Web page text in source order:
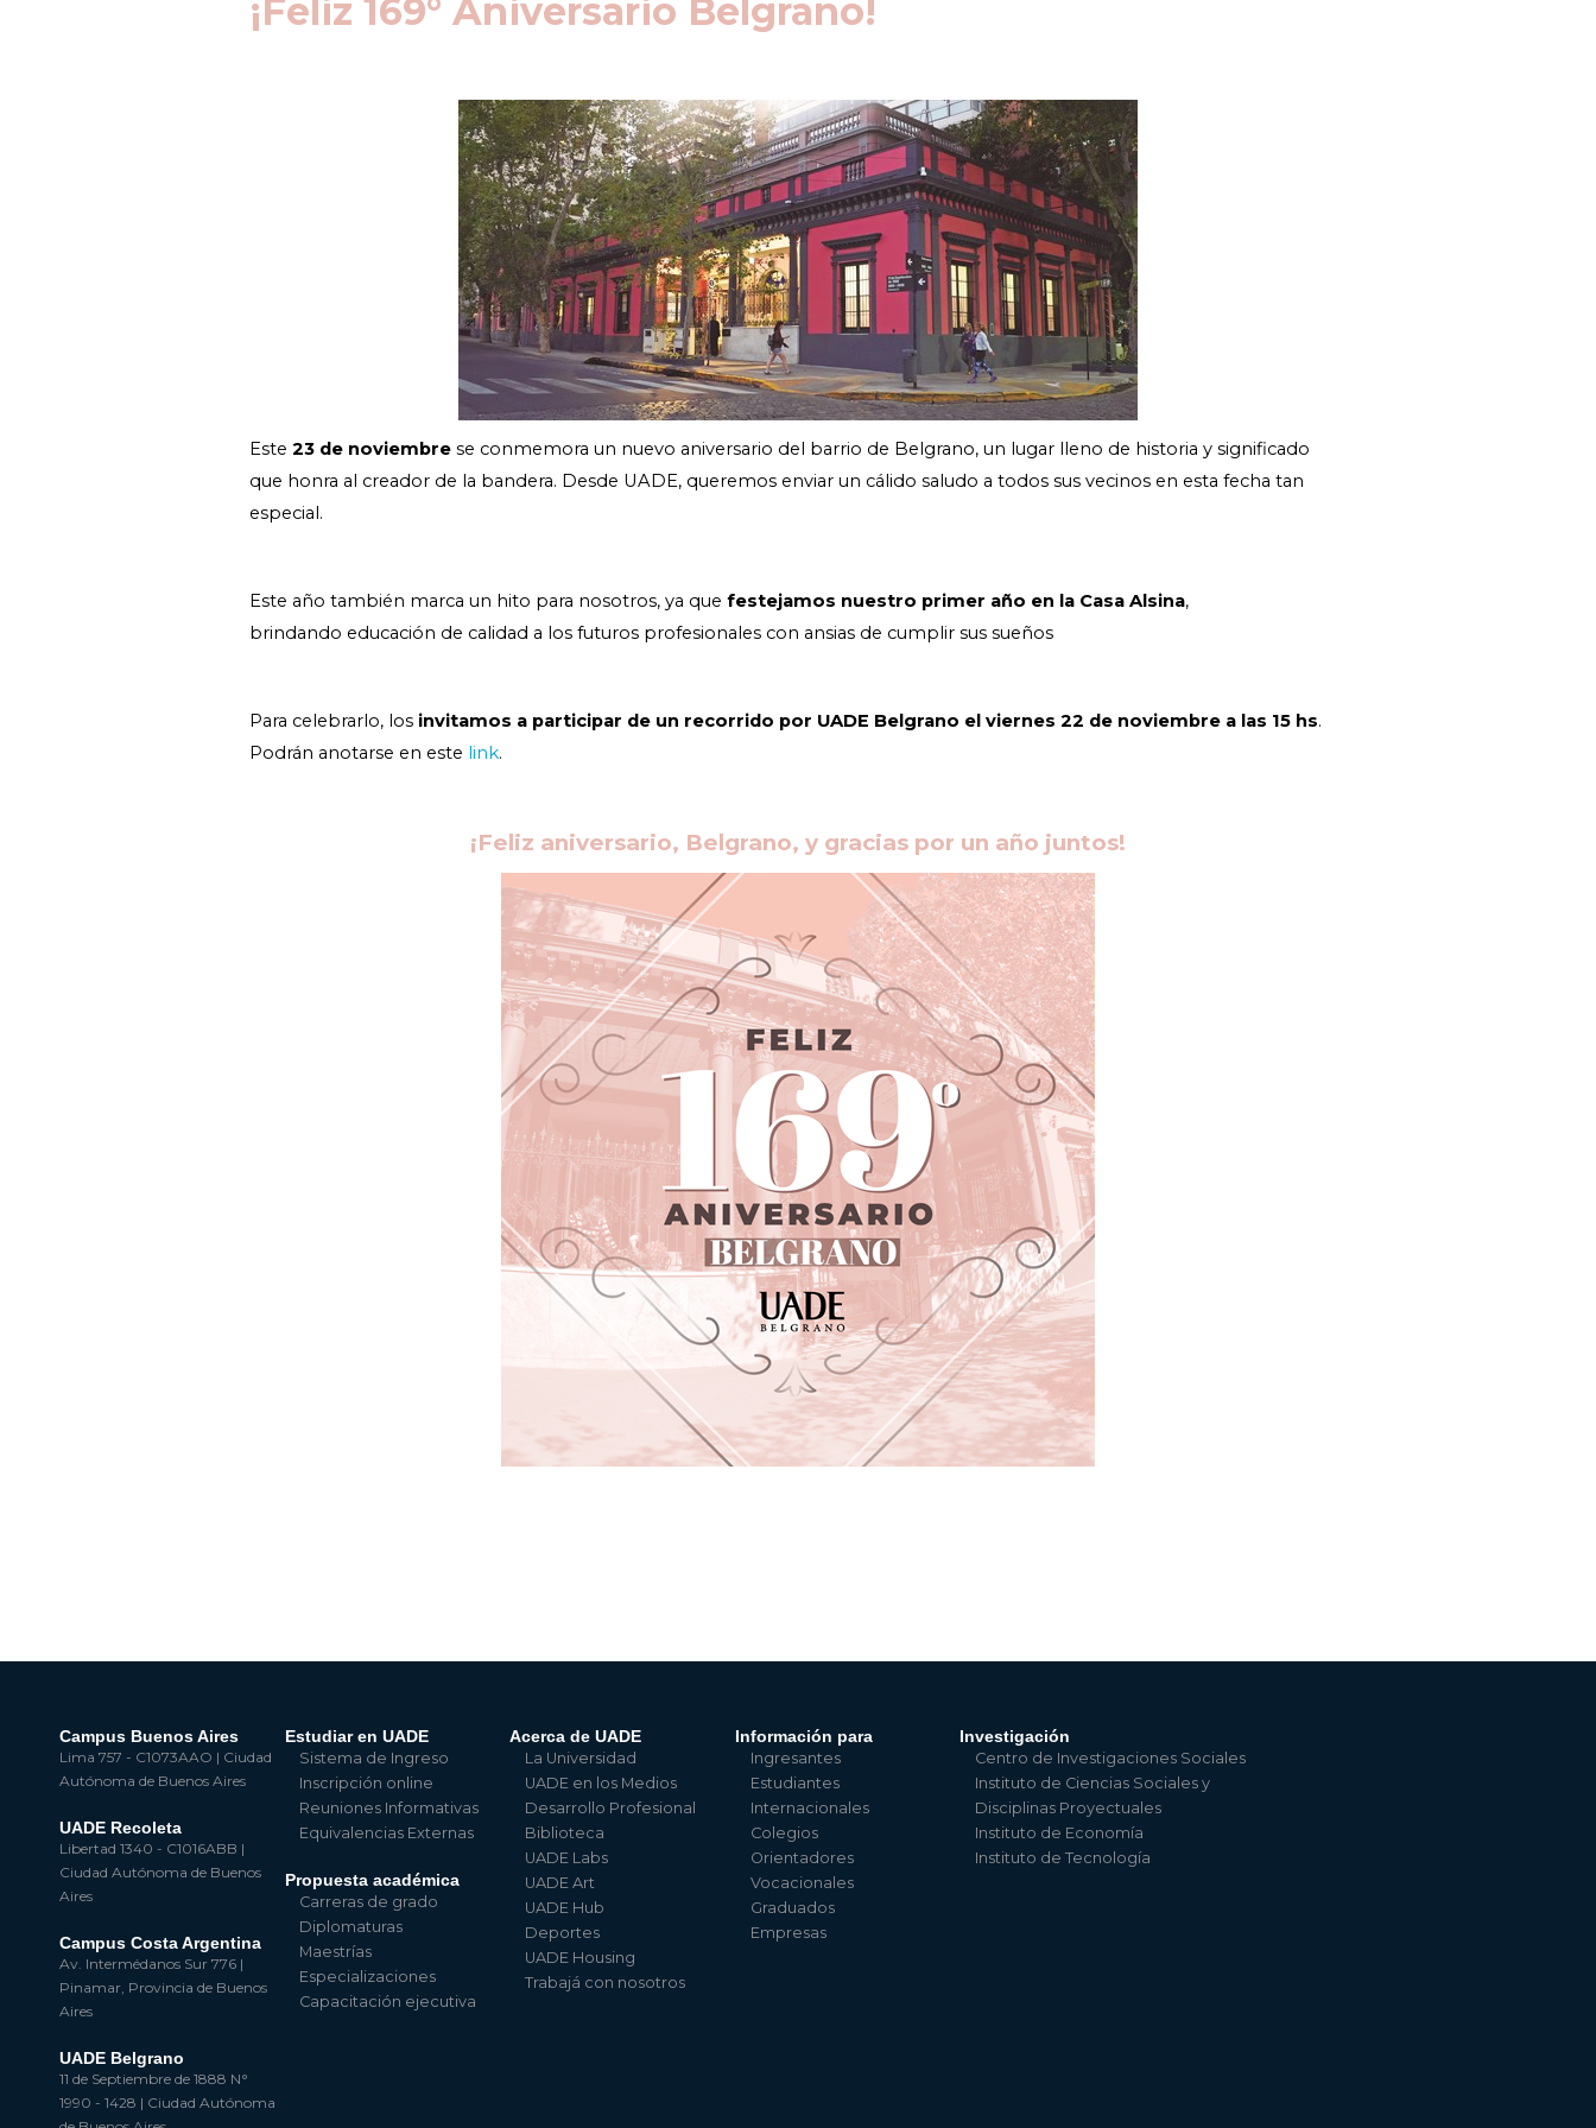
¡Feliz 169° Aniversario Belgrano!
Este 23 de noviembre se conmemora un nuevo aniversario del barrio de Belgrano, un lugar lleno de historia y significado
que honra al creador de la bandera. Desde UADE, queremos enviar un cálido saludo a todos sus vecinos en esta fecha tan
especial.
Este año también marca un hito para nosotros, ya que festejamos nuestro primer año en la Casa Alsina,
brindando educación de calidad a los futuros profesionales con ansias de cumplir sus sueños
Para celebrarlo, los invitamos a participar de un recorrido por UADE Belgrano el viernes 22 de noviembre a las 15 hs.
Podrán anotarse en este link.
¡Feliz aniversario, Belgrano, y gracias por un año juntos!
Campus Buenos Aires
Lima 757 - C1073AAO | Ciudad
Autónoma de Buenos Aires
UADE Recoleta
Libertad 1340 - C1016ABB |
Ciudad Autónoma de Buenos
Aires
Campus Costa Argentina
Av. Intermédanos Sur 776 |
Pinamar, Provincia de Buenos
Aires
UADE Belgrano
11 de Septiembre de 1888 N°
1990 - 1428 | Ciudad Autónoma
Estudiar en UADE
Sistema de Ingreso
Inscripción online
Reuniones Informativas
Equivalencias Externas
Propuesta académica
Carreras de grado
Diplomaturas
Maestrías
Especializaciones
Capacitación ejecutiva
Acerca de UADE
La Universidad
UADE en los Medios
Desarrollo Profesional
Biblioteca
UADE Labs
UADE Art
UADE Hub
Deportes
UADE Housing
Trabajá con nosotros
Información para
Ingresantes
Estudiantes
Internacionales
Colegios
Orientadores
Vocacionales
Graduados
Empresas
Investigación
Centro de Investigaciones Sociales
Instituto de Ciencias Sociales y
Disciplinas Proyectuales
Instituto de Economía
Instituto de Tecnología